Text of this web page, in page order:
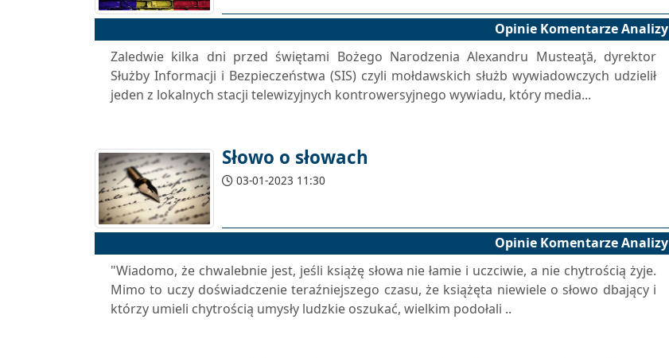
Opinie Komentarze Analizy
Zaledwie kilka dni przed świętami Bożego Narodzenia Alexandru Musteaţă, dyrektor
Służby Informacji i Bezpieczeństwa (SIS) czyli mołdawskich służb wywiadowczych udzielił
jeden z lokalnych stacji telewizyjnych kontrowersyjnego wywiadu, który media...
Słowo o słowach
03-01-2023 11:30
Opinie Komentarze Analizy
"Wiadomo, że chwalebnie jest, jeśli książę słowa nie łamie i uczciwie, a nie chytrością żyje.
Mimo to uczy doświadczenie teraźniejszego czasu, że książęta niewiele o słowo dbający i
którzy umieli chytrością umysły ludzkie oszukać, wielkim podołali ..